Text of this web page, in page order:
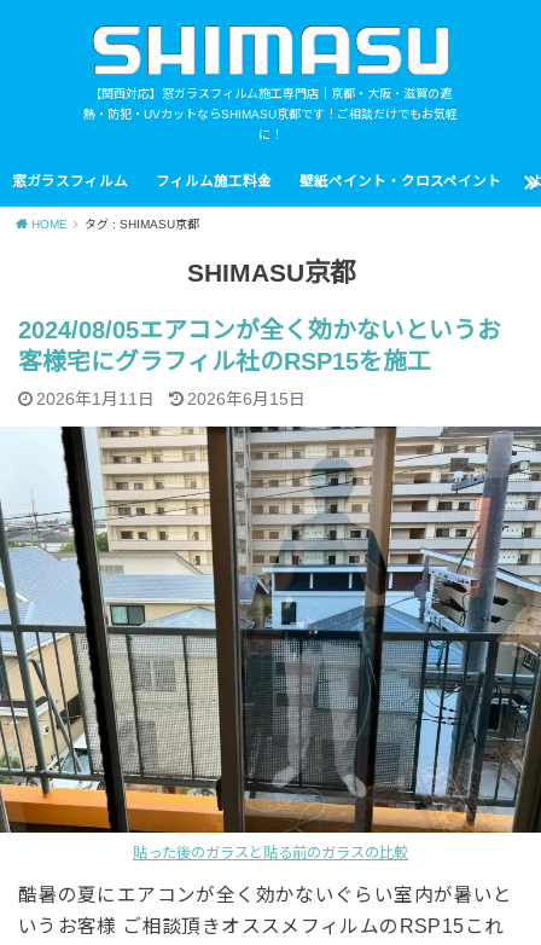
【関西対応】窓ガラスフィルム施工専門店｜京都・大阪・滋賀の遮
熱・防犯・UVカットならSHIMASU京都です！ご相談だけでもお気軽
に！
窓ガラスフィルム フィルム施工料金 壁紙ペイント・クロスペイント
HOME タグ : SHIMASU京都
SHIMASU京都
2024/08/05エアコンが全く効かないというお
客様宅にグラフィル社のRSP15を施工
2026年1月11日 2026年6月15日
貼った後のガラスと貼る前のガラスの比較
酷暑の夏にエアコンが全く効かないぐらい室内が暑いと
いうお客様 ご相談頂きオススメフィルムのRSP15これ